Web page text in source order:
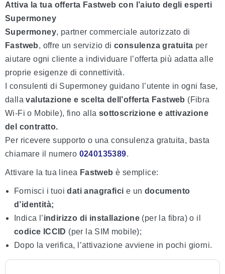
Attiva la tua offerta Fastweb con l’aiuto degli esperti
Supermoney
Supermoney, partner commerciale autorizzato di
Fastweb, offre un servizio diconsulenza gratuita per
aiutare ogni cliente a individuare l’offerta più adatta alle
proprie esigenze di connettività.
I consulenti di Supermoney guidano l’utente in ogni fase,
dallavalutazione e scelta dell’offerta Fastweb (Fibra
Wi-Fi o Mobile), fino alla sottoscrizione e attivazione
del contratto.
Per ricevere supporto o una consulenza gratuita, basta
chiamare il numero 0240135389.
Attivare la tua linea Fastweb è semplice:
Fornisci i tuoidati anagrafici e un documento
d’identità;
Indica l’indirizzo di installazione (per la fibra) o il
codice ICCID (per la SIM mobile);
Dopo la verifica, l’attivazione avviene in pochi giorni.